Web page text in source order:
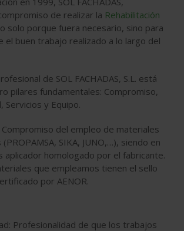
de realizar la Rehabilitación
solo porque fuera necesario, sino para
el buen trabajo realizado a lo largo del
de SOL FACHADAS, S.L. está
pilares fundamentales: Compromiso,
Servicios y Equipo.
Compromiso del empleo de materiales
SIKA, JUNO,…), siendo en
aplicador homologado por el fabricante.
que empleamos tienen el sello
por AENOR.
Profesionalidad de que los trabajos